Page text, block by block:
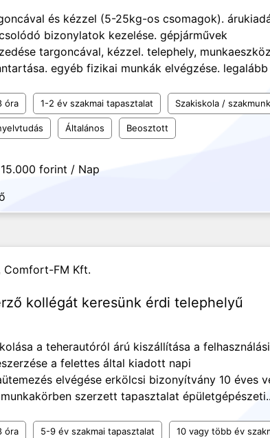
és kézzel (5-25kg-os csomagok).
bizonylatok kezelése. gépjárművek
targoncával, kézzel. telephely,
egyéb fizikai munkák elvégzése. legalább
óra 1-2 év szakmai tapasztalat Szakiskola /
Általános Beosztott
forint / Nap
Comfort-FM Kft.
kollégát keresünk érdi telephelyű
a teherautóról árú kiszállítása a felhasználási
a felettes által kiadott napi
elvégése erkölcsi bizonyítvány 10 éves
szerzett tapasztalat
óra 5-9 év szakmai tapasztalat 10 vagy több év